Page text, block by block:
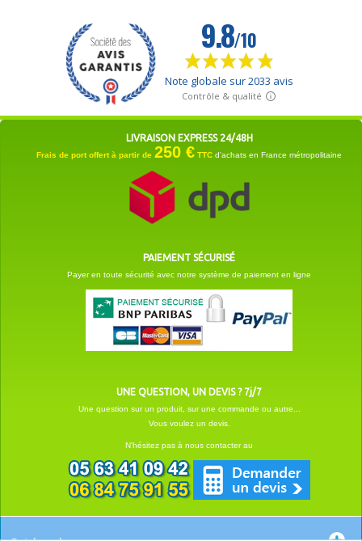
LIVRAISON EXPRESS 24/48H
Frais de port offert à partir de 250 € TTC d'achats en France métropolitaine
PAIEMENT SÉCURISÉ
Payer en toute sécurité avec notre système de paiement en ligne
UNE QUESTION, UN DEVIS ? 7j/7
Une question sur un produit, sur une commande ou autre...
Vous voulez un devis.
N'hésitez pas à nous contacter au